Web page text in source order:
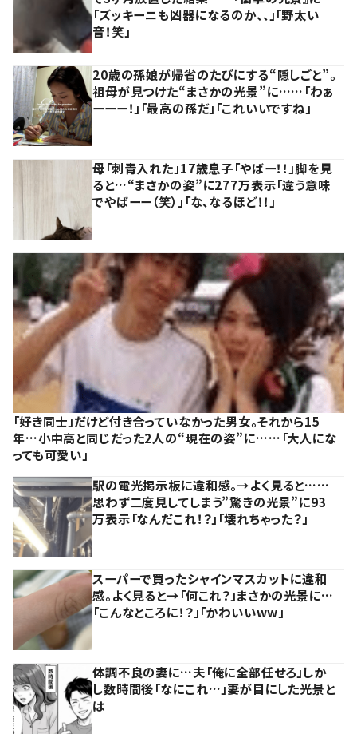
「ズッキーニも凶器になるのか、、」「野太い
音！笑」
20歳の孫娘が帰省のたびにする“隠しごと”。
祖母が見つけた“まさかの光景”に……「わぁ
ーーー！」「最高の孫だ」「これいいですね」
母「刺青入れた」17歳息子「やばー！！」脚を見
ると…“まさかの姿”に277万表示「違う意味
でやばーー（笑）」「な、なるほど！！」
「好き同士」だけど付き合っていなかった男女。それから15
年…小中高と同じだった2人の“現在の姿”に……「大人にな
っても可愛い」
駅の電光掲示板に違和感。→よく見ると……
思わず二度見してしまう”驚きの光景”に93
万表示「なんだこれ！？」「壊れちゃった？」
スーパーで買ったシャインマスカットに違和
感。よく見ると→「何これ？」まさかの光景に…
「こんなところに！？」「かわいいww」
体調不良の妻に…夫「俺に全部任せろ」しか
し数時間後「なにこれ…」妻が目にした光景と
は